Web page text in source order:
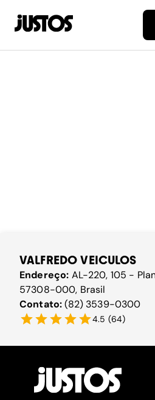
VALFREDO VEICULOS
Endereço: AL-220, 105 -
57308-000, Brasil
Contato:(82) 3539-0300
4.5 (64)